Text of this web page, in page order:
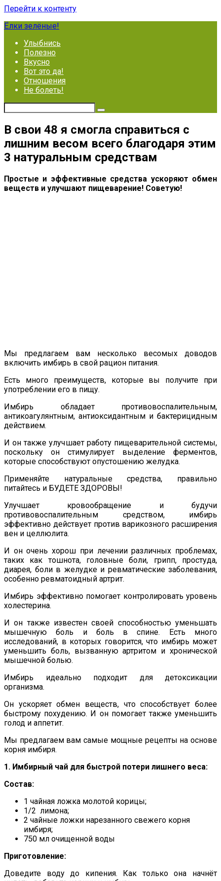
Перейти к контенту
Ёлки зелёные!
Улыбнись
Полезно
Вкусно
Вот это да!
Отношения
Не болеть!
В свои 48 я смогла справиться с
лишним весом всего благодаря этим
3 натуральным средствам
Простые и эффективные средства ускоряют обмен
веществ и улучшают пищеварение! Советую!
Мы предлагаем вам несколько весомых доводов
включить имбирь в свой рацион питания.
Есть много преимуществ, которые вы получите при
употреблении его в пищу.
Имбирь обладает противовоспалительным,
антикоагулянтным, антиоксидантным и бактерицидным
действием.
И он также улучшает работу пищеварительной системы,
поскольку он стимулирует выделение ферментов,
которые способствуют опустошению желудка.
Применяйте натуральные средства, правильно
питайтесь и БУДЕТЕ ЗДОРОВЫ!
Улучшает кровообращение и будучи
противовоспалительным средством, имбирь
эффективно действует против варикозного расширения
вен и целлюлита.
И он очень хорош при лечении различных проблемах,
таких как тошнота, головные боли, грипп, простуда,
диарея, боли в желудке и ревматические заболевания,
особенно ревматоидный артрит.
Имбирь эффективно помогает контролировать уровень
холестерина.
И он также известен своей способностью уменьшать
мышечную боль и боль в спине. Есть много
исследований, в которых говорится, что имбирь может
уменьшить боль, вызванную артритом и хронической
мышечной болью.
Имбирь идеально подходит для детоксикации
организма.
Он ускоряет обмен веществ, что способствует более
быстрому похудению. И он помогает также уменьшить
голод и аппетит.
Мы предлагаем вам самые мощные рецепты на основе
корня имбиря.
1. Имбирный чай для быстрой потери лишнего веса:
Состав:
1 чайная ложка молотой корицы;
1/2 лимона;
2 чайные ложки нарезанного свежего корня
имбиря;
750 мл очищенной воды
Приготовление:
Доведите воду до кипения. Как только она начнёт